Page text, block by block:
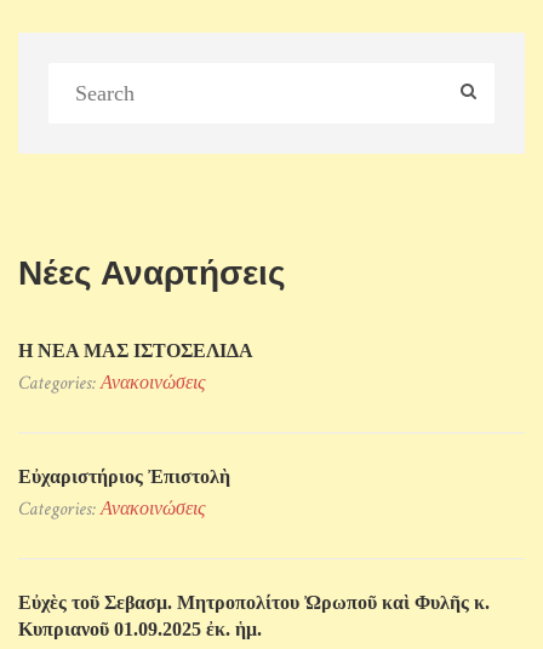
Νέες Αναρτήσεις
Η ΝΕΑ ΜΑΣ ΙΣΤΟΣΕΛΙΔΑ
Categories:Ανακοινώσεις
Εὐχαριστήριος Ἐπιστολὴ
Categories:Ανακοινώσεις
Εὐχὲς τοῦ Σεβασμ. Μητροπολίτου Ὠρωποῦ καὶ Φυλῆς κ.
Κυπριανοῦ 01.09.2025 ἐκ. ἡμ.